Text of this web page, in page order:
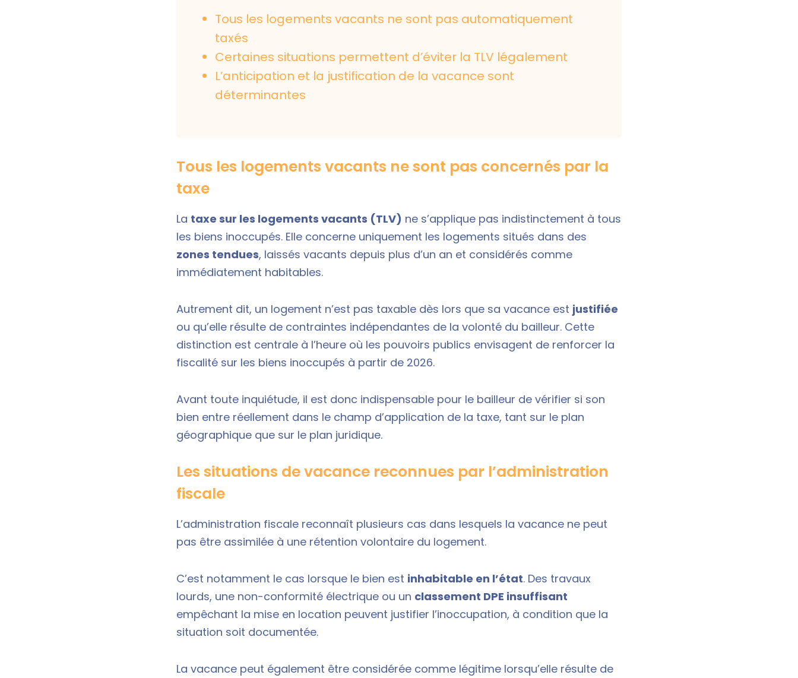
Tous les logements vacants ne sont pas automatiquement
taxés
Certaines situations permettent d’éviter la TLV légalement
L’anticipation et la justification de la vacance sont
déterminantes
Tous les logements vacants ne sont pas concernés par la
taxe
La taxe sur les logements vacants (TLV) ne s’applique pas indistinctement à tous
les biens inoccupés. Elle concerne uniquement les logements situés dans des
zones tendues, laissés vacants depuis plus d’un an et considérés comme
immédiatement habitables.
Autrement dit, un logement n’est pas taxable dès lors que sa vacance est justifiée
ou qu’elle résulte de contraintes indépendantes de la volonté du bailleur. Cette
distinction est centrale à l’heure où les pouvoirs publics envisagent de renforcer la
fiscalité sur les biens inoccupés à partir de 2026.
Avant toute inquiétude, il est donc indispensable pour le bailleur de vérifier si son
bien entre réellement dans le champ d’application de la taxe, tant sur le plan
géographique que sur le plan juridique.
Les situations de vacance reconnues par l’administration
fiscale
L’administration fiscale reconnaît plusieurs cas dans lesquels la vacance ne peut
pas être assimilée à une rétention volontaire du logement.
C’est notamment le cas lorsque le bien est inhabitable en l’état. Des travaux
lourds, une non-conformité électrique ou un classement DPE insuffisant
empêchant la mise en location peuvent justifier l’inoccupation, à condition que la
situation soit documentée.
La vacance peut également être considérée comme légitime lorsqu’elle résulte de